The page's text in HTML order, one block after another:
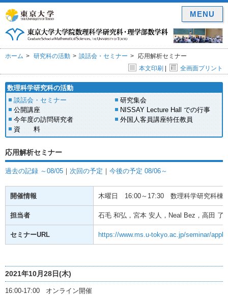
ホーム 研究科の活動 談話会・セミナー
応用解析セミナー
本文印刷 | 全画面プリント
数理科学研究科の活動
談話会・セミナー
研究集会
公開講座
NISSAY Lecture Hall での行事
今年度の訪問研究者
外国人客員講座特任教員
資 料
応用解析セミナー
過去の記録 ～08/05 ｜ 次回の予定 ｜ 今後の予定 08/06～
開催情報 木曜日 16:00～17:30 数理科学研究科棟(
担当者 石毛 和弘，宮本 安人，Neal Bez，高田 了
セミナーURL https://www.ms.u-tokyo.ac.jp/seminar/
2021年10月28日(木)
16:00-17:00 オンライン開催
MENU